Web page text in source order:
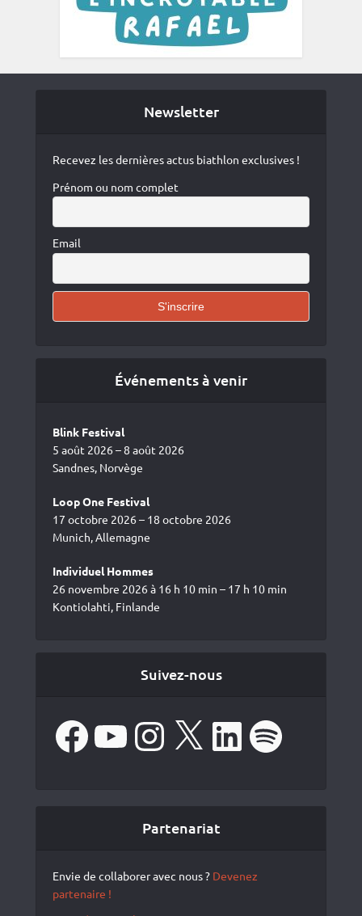
Newsletter
Recevez les dernières actus biathlon exclusives !
Prénom ou nom complet
Email
Événements à venir
Blink Festival
5 août 2026 – 8 août 2026
Sandnes, Norvège
Loop One Festival
17 octobre 2026 – 18 octobre 2026
Munich, Allemagne
Individuel Hommes
26 novembre 2026 à 16 h 10 min – 17 h 10 min
Kontiolahti, Finlande
Suivez-nous
FacebookYouTube Instagram LinkedIn Spotify
Partenariat
Envie de collaborer avec nous ? Devenez
partenaire !